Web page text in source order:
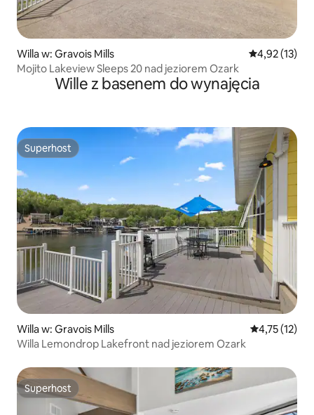
Willa w: Gravois Mills Średnia
4,92 (13)
Mojito Lakeview Sleeps 20 nad jeziorem Ozark
Wille z basenem do wynajęcia
Superhost
Superhost
Willa w: Gravois Mills Średnia
4,75 (12)
Willa Lemondrop Lakefront nad jeziorem Ozark
Superhost
Superhost